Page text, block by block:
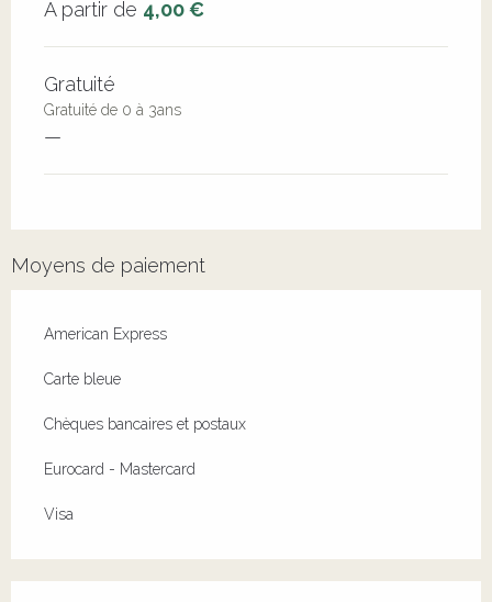
À partir de 4,00 €
Gratuité
Gratuité de 0 à 3ans
—
Moyens de paiement
American Express
Carte bleue
Chèques bancaires et postaux
Eurocard - Mastercard
Visa